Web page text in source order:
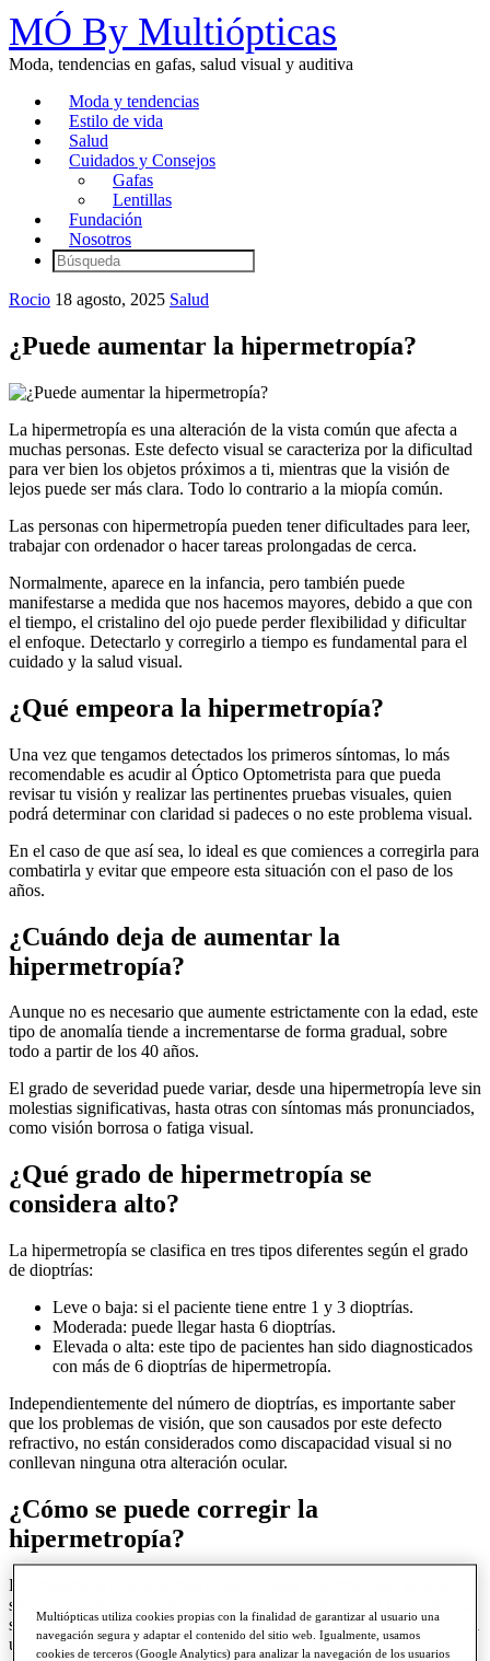
MÓ By Multiópticas
Moda, tendencias en gafas, salud visual y auditiva
Moda y tendencias
Estilo de vida
Salud
Cuidados y Consejos
Gafas
Lentillas
Fundación
Nosotros
Rocio 18 agosto, 2025 Salud
¿Puede aumentar la hipermetropía?
La hipermetropía es una alteración de la vista común que afecta a
muchas personas. Este defecto visual se caracteriza por la dificultad
para ver bien los objetos próximos a ti, mientras que la visión de
lejos puede ser más clara. Todo lo contrario a la miopía común.
Las personas con hipermetropía pueden tener dificultades para leer,
trabajar con ordenador o hacer tareas prolongadas de cerca.
Normalmente, aparece en la infancia, pero también puede
manifestarse a medida que nos hacemos mayores, debido a que con
el tiempo, el cristalino del ojo puede perder flexibilidad y dificultar
el enfoque. Detectarlo y corregirlo a tiempo es fundamental para el
cuidado y la salud visual.
¿Qué empeora la hipermetropía?
Una vez que tengamos detectados los primeros síntomas, lo más
recomendable es acudir al Óptico Optometrista para que pueda
revisar tu visión y realizar las pertinentes pruebas visuales, quien
podrá determinar con claridad si padeces o no este problema visual.
En el caso de que así sea, lo ideal es que comiences a corregirla para
combatirla y evitar que empeore esta situación con el paso de los
años.
¿Cuándo deja de aumentar la
hipermetropía?
Aunque no es necesario que aumente estrictamente con la edad, este
tipo de anomalía tiende a incrementarse de forma gradual, sobre
todo a partir de los 40 años.
El grado de severidad puede variar, desde una hipermetropía leve sin
molestias significativas, hasta otras con síntomas más pronunciados,
como visión borrosa o fatiga visual.
¿Qué grado de hipermetropía se
considera alto?
La hipermetropía se clasifica en tres tipos diferentes según el grado
de dioptrías:
Leve o baja: si el paciente tiene entre 1 y 3 dioptrías.
Moderada: puede llegar hasta 6 dioptrías.
Elevada o alta: este tipo de pacientes han sido diagnosticados
con más de 6 dioptrías de hipermetropía.
Independientemente del número de dioptrías, es importante saber
que los problemas de visión, que son causados por este defecto
refractivo, no están considerados como discapacidad visual si no
conllevan ninguna otra alteración ocular.
¿Cómo se puede corregir la
hipermetropía?
Lo importante que debemos saber de tener hipermetropía es que hay
solución a esta alteración visual y se puede corregir en cualquiera de
sus grados y dioptrías. Las opciones más recomendadas pasan por el
uso de gafas con lentes específicas o lentes de contacto.
Multiópticas utiliza cookies propias con la finalidad de garantizar al usuario una
navegación segura y adaptar el contenido del sitio web. Igualmente, usamos
cookies de terceros (Google Analytics) para analizar la navegación de los usuarios